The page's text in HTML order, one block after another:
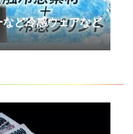
ど冷感ウェアなど